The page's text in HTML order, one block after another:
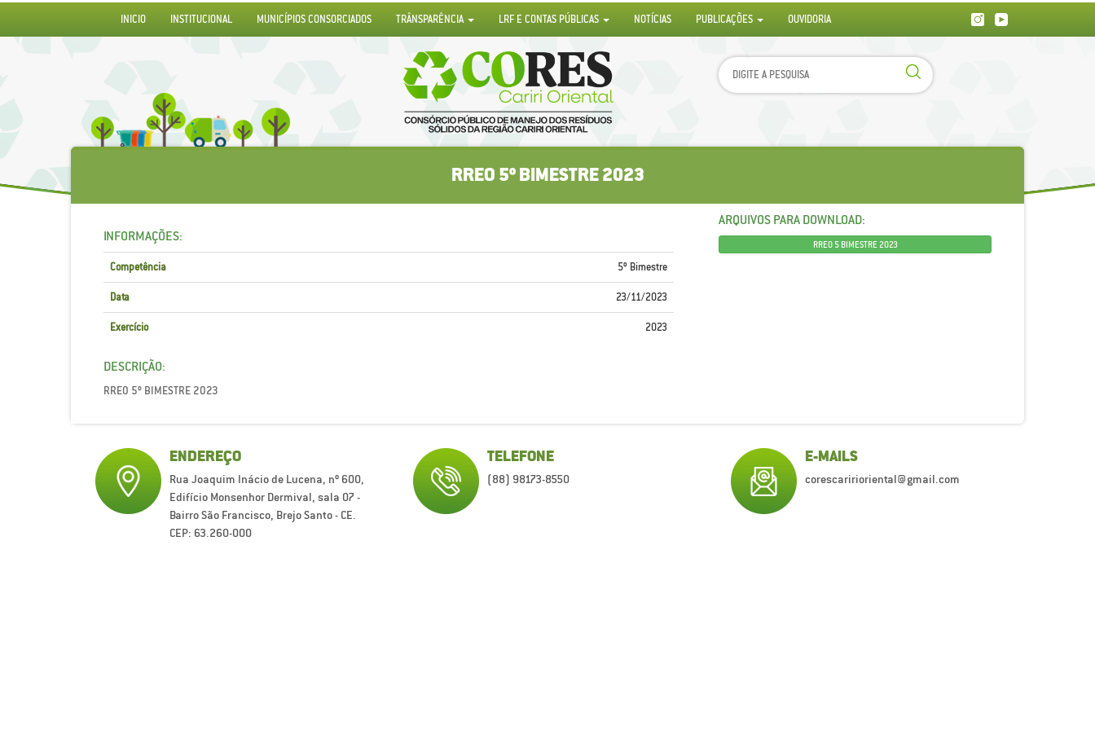
INICIO INSTITUCIONAL MUNICÍPIOS CONSORCIADOS TRÂNSPARÊNCIA LRF E CONTAS PÚBLICAS NOTÍCIAS PUBLICAÇÕES OUVIDORIA
RREO 5º BIMESTRE 2023
INFORMAÇÕES:
Competência 5º Bimestre
Data 23/11/2023
Exercício 2023
DESCRIÇÃO:
RREO 5º BIMESTRE 2023
ARQUIVOS PARA DOWNLOAD:
RREO 5 BIMESTRE 2023
ENDEREÇO
Rua Joaquim Inácio de Lucena, nº 600,
Edifício Monsenhor Dermival, sala 07 -
Bairro São Francisco, Brejo Santo - CE.
CEP: 63.260-000
TELEFONE
(88) 98173-8550
E-MAILS
corescaririoriental@gmail.com